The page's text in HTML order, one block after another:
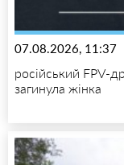
07.08.2026, 11:37
російський FPV-
загинула жінка